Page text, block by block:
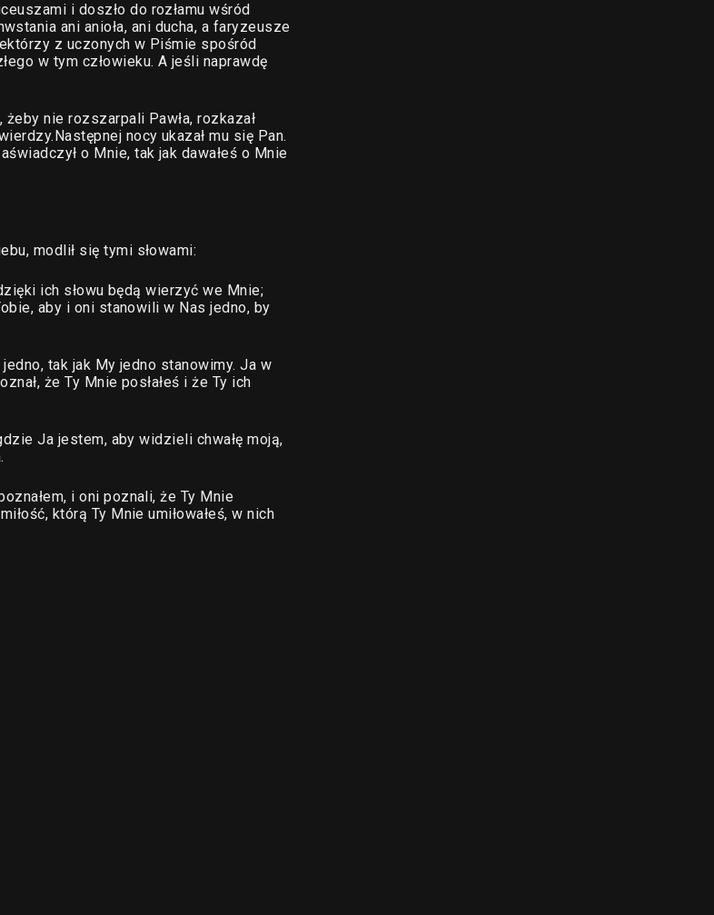
i doszło do rozłamu wśród
ani anioła, ani ducha, a faryzeusze
z uczonych w Piśmie spośród
w tym człowieku. A jeśli naprawdę
nie rozszarpali Pawła, rozkazał
nocy ukazał mu się Pan.
o Mnie, tak jak dawałeś o Mnie
modlił się tymi słowami:
ich słowu będą wierzyć we Mnie;
aby i oni stanowili w Nas jedno, by
tak jak My jedno stanowimy. Ja w
że Ty Mnie posłałeś i że Ty ich
Ja jestem, aby widzieli chwałę moją,
i oni poznali, że Ty Mnie
którą Ty Mnie umiłowałeś, w nich